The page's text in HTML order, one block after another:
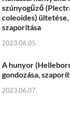
szúnyogűző
coleoides) ültetése,
szaporítása
2023.06.05.
A hunyor
gondozása,
2023.06.07.